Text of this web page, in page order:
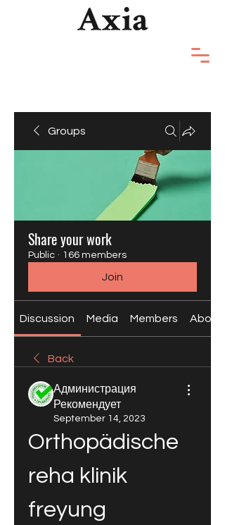
Groups
Share your work
Public · 166 members
Join
Discussion Media Members About
Back
Администрация
Рекомендует
September 14, 2023
Orthopädische
reha klinik
freyung